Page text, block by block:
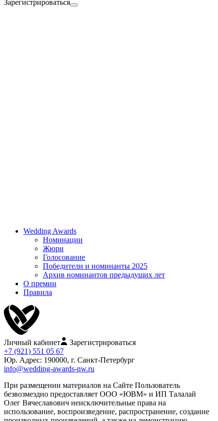
Зарегистрироваться
Wedding Awards
Номинации
Жюри
Голосование
Победители и номинанты 2025
Архив номинантов предыдущих лет
О премии
Правила
Личный кабинет
Зарегистрироваться
+7 (921) 551 05 67
Юр. Адрес: 190000, г. Санкт-Петербург
info@wedding-awards-nw.ru
При размещении материалов на Сайте Пользователь
безвозмездно предоставляет ООО «ЮВМ» и ИП Талалай
Олег Вячеславович неисключительные права на
использование, воспроизведение, распространение, создание